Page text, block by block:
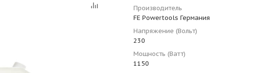
Производитель
FE Powertools Германия
Напряжение (Вольт)
230
Мощность (Ватт)
1150